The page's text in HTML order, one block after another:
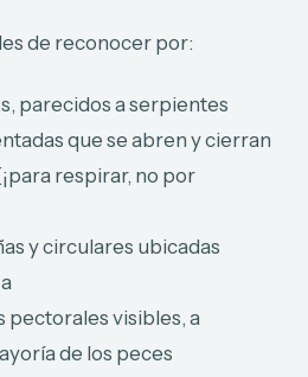
de reconocer por:
parecidos a serpientes
que se abren y cierran
respirar, no por
y circulares ubicadas
pectorales visibles, a
de los peces